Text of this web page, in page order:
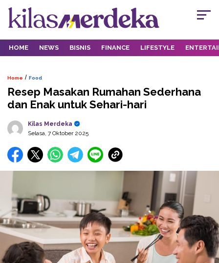
HOME NEWS BISNIS FINANCE LIFESTYLE
Home / Food
Resep Masakan Rumahan Sederhana
dan Enak untuk Sehari-hari
Kilas Merdeka
Selasa, 7 Oktober 2025